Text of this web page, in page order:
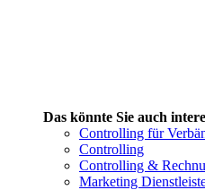
Das könnte Sie auch
Controlling für
Controlling
Controlling &
Marketing